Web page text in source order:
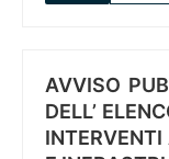
AVVISO
DELL’